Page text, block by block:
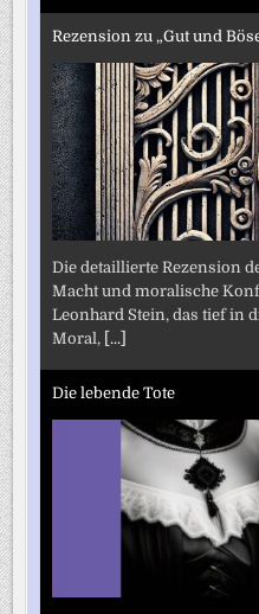
Rezension zu „Gut und
Die detaillierte Rezension
Macht und moralische
Leonhard Stein, das tief in
Moral, [...]
Die lebende Tote